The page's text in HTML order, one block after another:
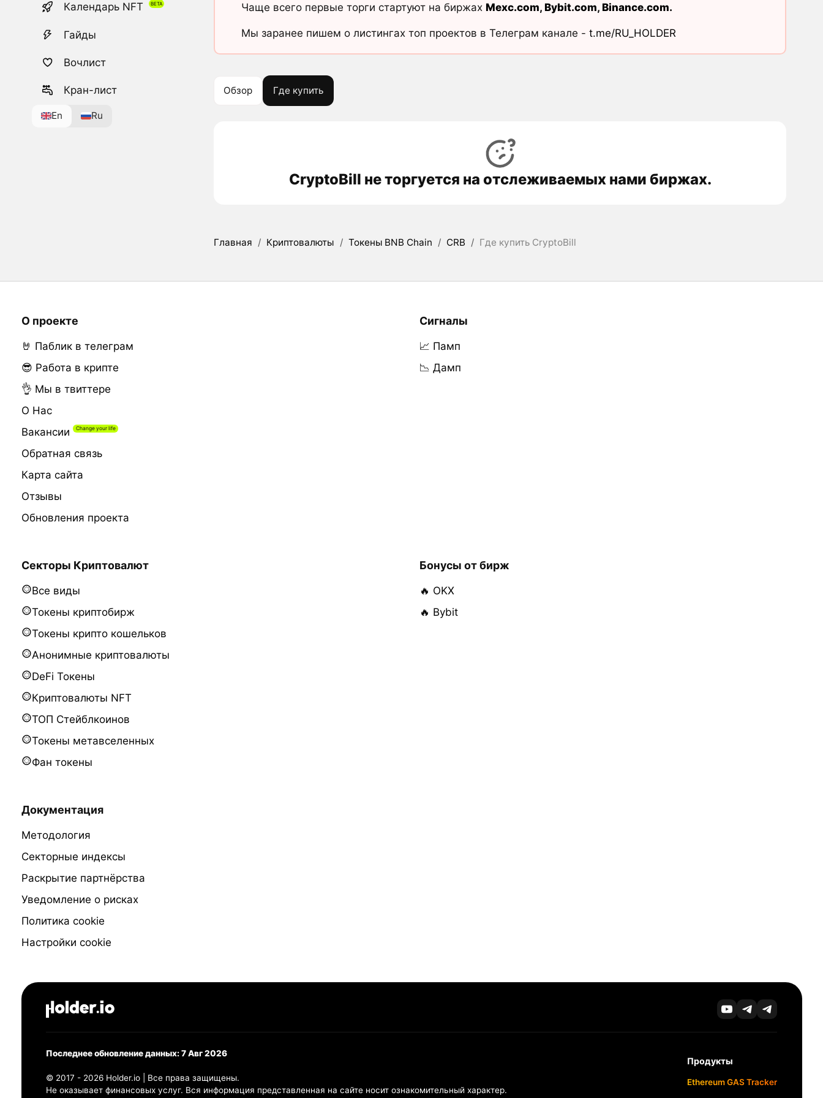
Календарь NFT
Гайды
Вочлист
Кран-лист
En Ru
Чаще всего первые торги стартуют на биржах Mexc.com, Bybit.com, Binance.com.
Мы заранее пишем о листингах топ проектов в Телеграм канале - t.me/RU_HOLDER
Обзор Где купить
CryptoBill не торгуется на отслеживаемых нами биржах.
Главная / Криптовалюты / Токены BNB Chain / CRB / Где купить CryptoBill
О проекте
🤘 Паблик в телеграм
😎 Работа в крипте
👌 Мы в твиттере
О Нас
Вакансии
Обратная связь
Карта сайта
Отзывы
Обновления проекта
Сигналы
📈 Памп
📉 Дамп
Секторы Криптовалют
Все виды
Токены криптобирж
Токены крипто кошельков
Анонимные криптовалюты
DeFi Токены
Криптовалюты NFT
ТОП Стейблкоинов
Токены метавселенных
Фан токены
Бонусы от бирж
🔥 OKX
🔥 Bybit
Документация
Методология
Секторные индексы
Раскрытие партнёрства
Уведомление о рисках
Политика cookie
Настройки cookie
Последнее обновление данных: 7 Авг 2026
© 2017 - 2026 Holder.io | Все права защищены.
Не оказывает финансовых услуг. Вся информация представленная на сайте носит ознакомительный характер.
Продукты
Ethereum GAS Tracker